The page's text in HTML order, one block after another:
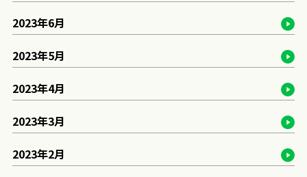
2023年6月
2023年5月
2023年4月
2023年3月
2023年2月